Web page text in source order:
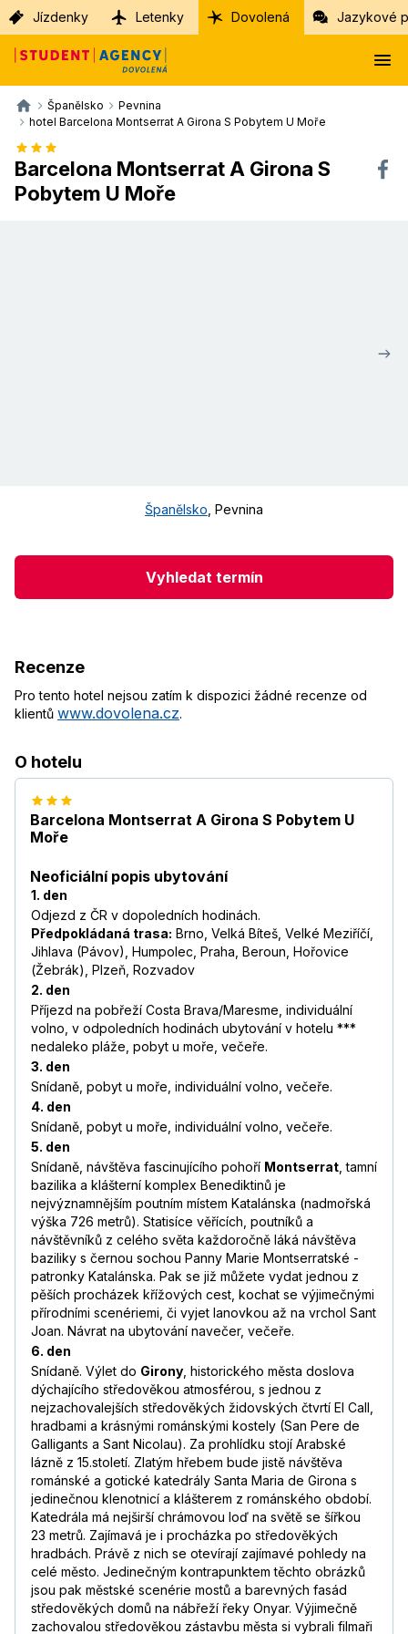
Jízdenky Letenky Dovolená Jazykové
Španělsko
Pevnina
hotel Barcelona Montserrat A Girona S Pobytem U Moře
Barcelona Montserrat A Girona S
Pobytem U Moře
Španělsko Pevnina
Vyhledat termín
Recenze
Pro tento hotel nejsou zatím k dispozici žádné recenze od
klientů www.dovolena.cz.
O hotelu
Barcelona Montserrat A Girona S Pobytem U
Moře
Neoficiální popis ubytování
1. den
Odjezd z ČR v dopoledních hodinách.
Předpokládaná trasa: Brno, Velká Bíteš, Velké Meziříčí,
Jihlava (Pávov), Humpolec, Praha, Beroun, Hořovice
(Žebrák), Plzeň, Rozvadov
2. den
Příjezd na pobřeží Costa Brava/Maresme, individuální
volno, v odpoledních hodinách ubytování v hotelu ***
nedaleko pláže, pobyt u moře, večeře.
3. den
Snídaně, pobyt u moře, individuální volno, večeře.
4. den
Snídaně, pobyt u moře, individuální volno, večeře.
5. den
Snídaně, návštěva fascinujícího pohoří Montserrat , tamní
bazilika a klášterní komplex Benediktinů je
nejvýznamnějším poutním místem Katalánska (nadmořská
výška 726 metrů). Statisíce věřících, poutníků a
návštěvníků z celého světa každoročně láká návštěva
baziliky s černou sochou Panny Marie Montserratské -
patronky Katalánska. Pak se již můžete vydat jednou z
pěších procházek křížových cest, kochat se výjimečnými
přírodními scenériemi, či vyjet lanovkou až na vrchol Sant
Joan. Návrat na ubytování navečer, večeře.
6. den
Snídaně. Výlet do Girony , historického města doslova
dýchajícího středověkou atmosférou, s jednou z
nejzachovalejších středověkých židovských čtvrtí El Call,
hradbami a krásnými románskými kostely (San Pere de
Galligants a Sant Nicolau). Za prohlídku stojí Arabské
lázně z 15.století. Zlatým hřebem bude jistě návštěva
románské a gotické katedrály Santa Maria de Girona s
jedinečnou klenotnicí a klášterem z románského období.
Katedrála má nejširší chrámovou loď na světě se šířkou
23 metrů. Zajímavá je i procházka po středověkých
hradbách. Právě z nich se otevírají zajímavé pohledy na
celé město. Jedinečným kontrapunktem těchto obrázků
jsou pak městské scenérie mostů a barevných fasád
středověkých domů na nábřeží řeky Onyar. Výjimečně
zachovalou středověkou zástavbu města si vybrali filmaři